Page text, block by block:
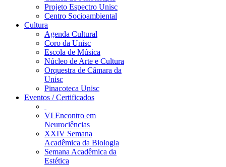
Projeto Espectro Unisc
Centro Socioambiental
Cultura
Agenda Cultural
Coro da Unisc
Escola de Música
Núcleo de Arte e Cultura
Orquestra de Câmara da
Unisc
Pinacoteca Unisc
Eventos / Certificados
VI Encontro em
Neurociências
XXIV Semana
Acadêmica da Biologia
Semana Acadêmica da
Estética